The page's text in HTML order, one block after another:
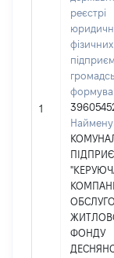
1
реєстрі
ФОНДУ